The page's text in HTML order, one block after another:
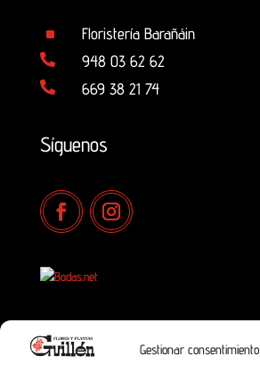
Gestionar consentimiento
^ Floristería Barañáin
 948 03 62 62
 669 38 21 74
Síguenos